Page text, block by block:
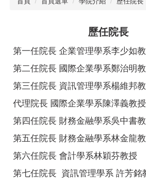
歷任院長
第一任院長 企業管理學系李少如
第二任院長 國際企業學系鄭治明
第三任院長 資訊管理學系楊維邦
代理院長 國際企業學系陳澤義教授
第四任院長 財務金融學系吳中書
第五任院長 財務金融學系林金龍
第六任院長 會計學系林穎芬教授
第七任院長 資訊管理學系 許芳銘